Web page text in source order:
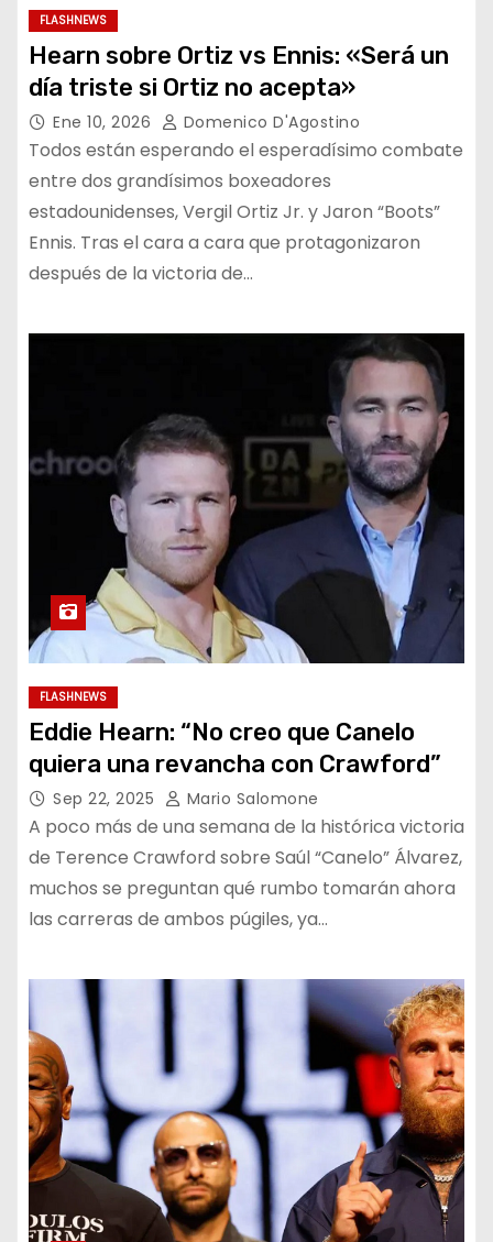
FLASHNEWS
Hearn sobre Ortiz vs Ennis: «Será un
día triste si Ortiz no acepta»
Ene 10, 2026 Domenico D'Agostino
Todos están esperando el esperadísimo combate
entre dos grandísimos boxeadores
estadounidenses, Vergil Ortiz Jr. y Jaron “Boots”
Ennis. Tras el cara a cara que protagonizaron
después de la victoria de…
FLASHNEWS
Eddie Hearn: “No creo que Canelo
quiera una revancha con Crawford”
Sep 22, 2025 Mario Salomone
A poco más de una semana de la histórica victoria
de Terence Crawford sobre Saúl “Canelo” Álvarez,
muchos se preguntan qué rumbo tomarán ahora
las carreras de ambos púgiles, ya…